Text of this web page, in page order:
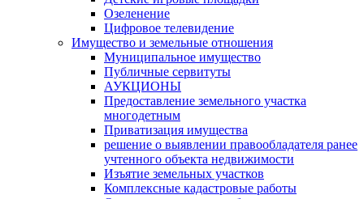
Озеленение
Цифровое телевидение
Имущество и земельные отношения
Муниципальное имущество
Публичные сервитуты
АУКЦИОНЫ
Предоставление земельного участка
многодетным
Приватизация имущества
решение о выявлении правообладателя ранее
учтенного объекта недвижимости
Изъятие земельных участков
Комплексные кадастровые работы